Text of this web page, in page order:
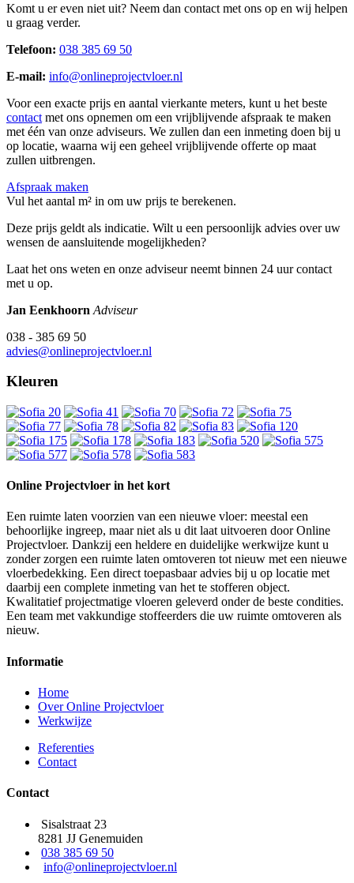
Komt u er even niet uit? Neem dan contact met ons op en wij helpen
u graag verder.
Telefoon: 038 385 69 50
E-mail: info@onlineprojectvloer.nl
Voor een exacte prijs en aantal vierkante meters, kunt u het beste
contact met ons opnemen om een vrijblijvende afspraak te maken
met één van onze adviseurs. We zullen dan een inmeting doen bij u
op locatie, waarna wij een geheel vrijblijvende offerte op maat
zullen uitbrengen.
Afspraak maken
Vul het aantal m² in om uw prijs te berekenen.
Deze prijs geldt als indicatie. Wilt u een persoonlijk advies over uw
wensen de aansluitende mogelijkheden?
Laat het ons weten en onze adviseur neemt binnen 24 uur contact
met u op.
Jan Eenkhoorn Adviseur
038 - 385 69 50
advies@onlineprojectvloer.nl
Kleuren
Online Projectvloer in het kort
Een ruimte laten voorzien van een nieuwe vloer: meestal een
behoorlijke ingreep, maar niet als u dit laat uitvoeren door Online
Projectvloer. Dankzij een heldere en duidelijke werkwijze kunt u
zonder zorgen een ruimte laten omtoveren tot nieuw met een nieuwe
vloerbedekking. Een direct toepasbaar advies bij u op locatie met
daarbij een complete inmeting van het te stofferen object.
Kwalitatief projectmatige vloeren geleverd onder de beste condities.
Een team met vakkundige stoffeerders die uw ruimte omtoveren als
nieuw.
Informatie
Home
Over Online Projectvloer
Werkwijze
Referenties
Contact
Contact
Sisalstraat 23
8281 JJ Genemuiden
038 385 69 50
info@onlineprojectvloer.nl